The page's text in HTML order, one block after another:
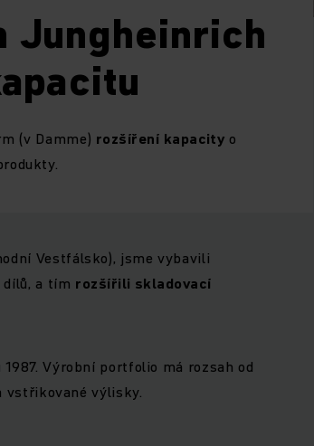
Jungheinrich
(v Damme) rozšíření kapacity o
Vestfálsko), jsme vybavili
a tím rozšířili skladovací
Výrobní portfolio má rozsah od
vstřikované výlisky.